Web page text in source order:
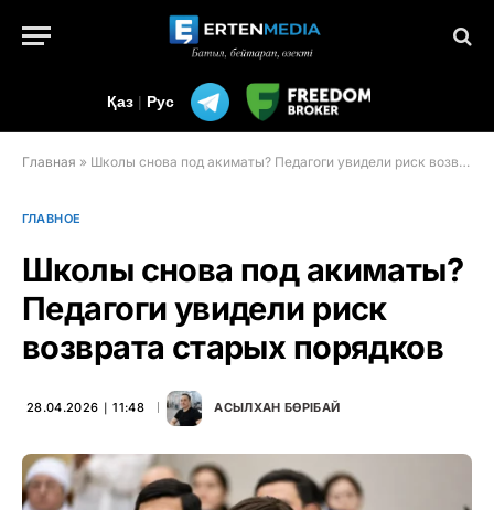
Қаз | Рус
Главная » Школы снова под акиматы? Педагоги увидели риск возврата старых порядков
ГЛАВНОЕ
Школы снова под акиматы?
Педагоги увидели риск
возврата старых порядков
28.04.2026 ∣ 11:48 АСЫЛХАН БӨРІБАЙ